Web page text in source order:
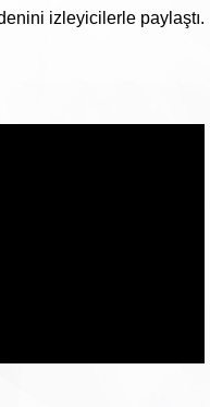
izleyicilerle paylaştı.